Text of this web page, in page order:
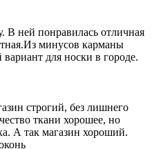
В ней понравилась отличная
минусов карманы
для носки в городе.
строгий, без лишнего
ткани хорошее, но
А так магазин хороший.